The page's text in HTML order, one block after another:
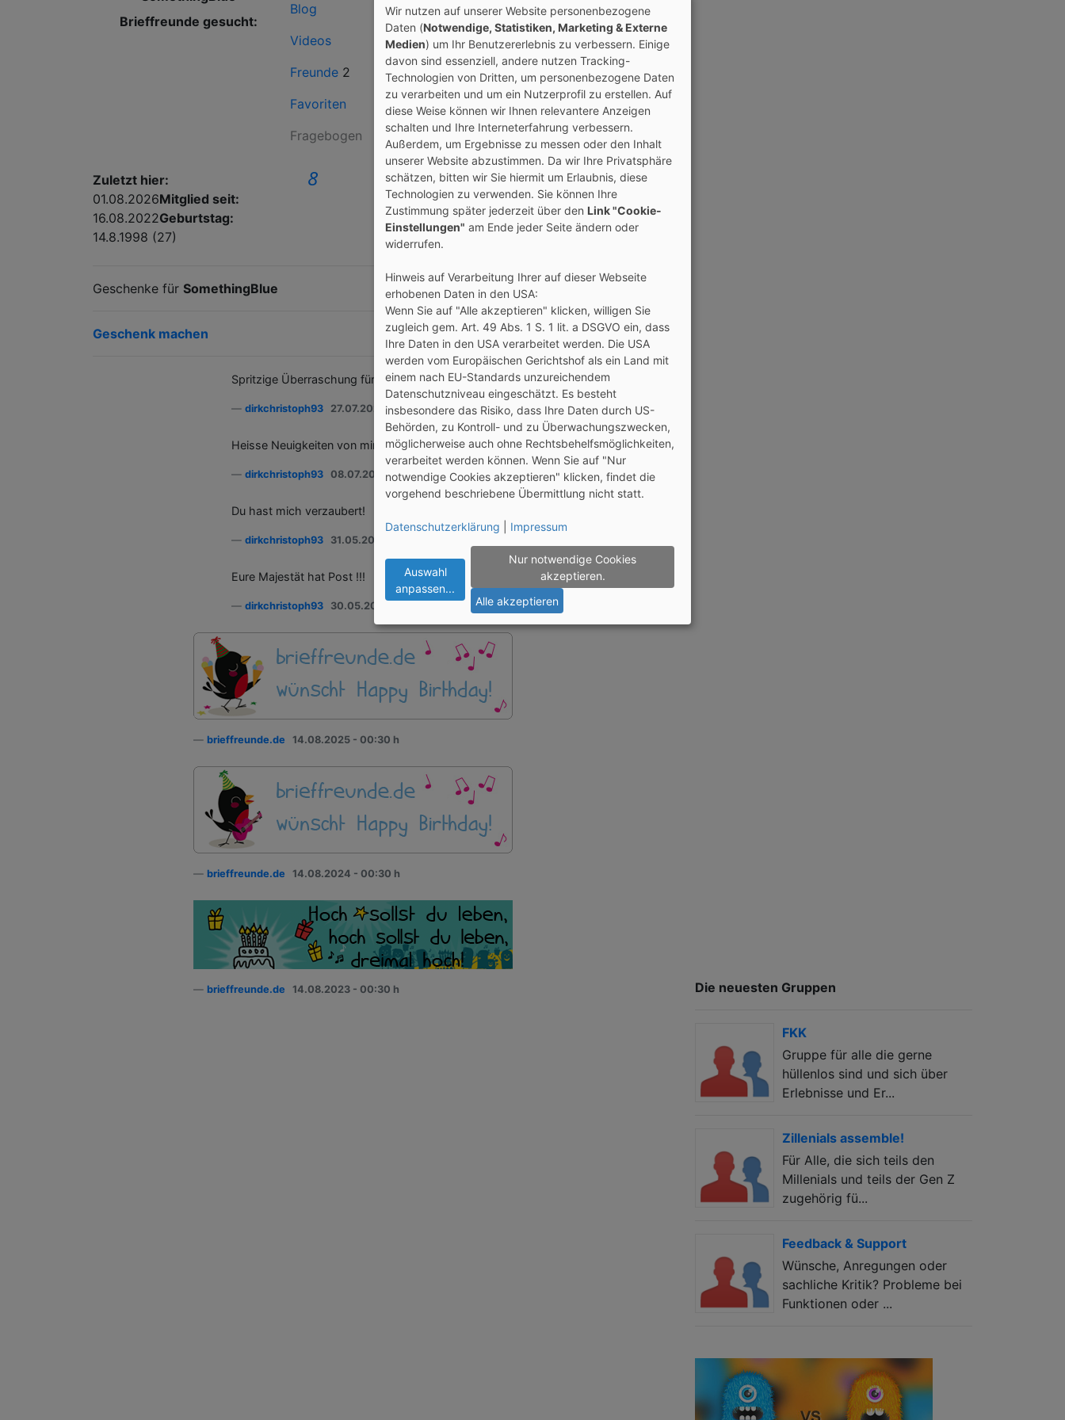
Brieffreunde gesucht:
Blog
Gästebuch
Videos
Gruppen
Freunde 2 Geschenke 7
Favoriten
Profilbesuche
346
Fragebogen
Ticker
Zuletzt hier:
01.08.2026Mitglied seit:
16.08.2022Geburtstag:
14.8.1998 (27)
8 als Freund markieren
Geschenke für SomethingBlue
Geschenk machen
Spritzige Überraschung für dich.
dirkchristoph93 27.07.2026 - 16:43 h
Heisse Neuigkeiten von mir.
dirkchristoph93 08.07.2026 - 21:17 h
Du hast mich verzaubert!
dirkchristoph93 31.05.2026 - 23:08 h
Eure Majestät hat Post !!!
dirkchristoph93 30.05.2026 - 22:29 h
brieffreunde.de 14.08.2025 - 00:30 h
brieffreunde.de 14.08.2024 - 00:30 h
brieffreunde.de 14.08.2023 - 00:30 h Die neuesten Gruppen
FKK
Gruppe für alle die gerne
hüllenlos sind und sich über
Erlebnisse und Er...
Zillenials assemble!
Für Alle, die sich teils den
Millenials und teils der Gen Z
zugehörig fü...
Feedback & Support
Wünsche, Anregungen oder
sachliche Kritik? Probleme bei
Funktionen oder ...
Wir nutzen auf unserer Website personenbezogene
Daten (Notwendige, Statistiken, Marketing & Externe
Medien) um Ihr Benutzererlebnis zu verbessern. Einige
davon sind essenziell, andere nutzen Tracking-
Technologien von Dritten, um personenbezogene Daten
zu verarbeiten und um ein Nutzerprofil zu erstellen. Auf
diese Weise können wir Ihnen relevantere Anzeigen
schalten und Ihre Interneterfahrung verbessern.
Außerdem, um Ergebnisse zu messen oder den Inhalt
unserer Website abzustimmen. Da wir Ihre Privatsphäre
schätzen, bitten wir Sie hiermit um Erlaubnis, diese
Technologien zu verwenden. Sie können Ihre
Zustimmung später jederzeit über den Link "Cookie-
Einstellungen" am Ende jeder Seite ändern oder
widerrufen.
Hinweis auf Verarbeitung Ihrer auf dieser Webseite
erhobenen Daten in den USA:
Wenn Sie auf "Alle akzeptieren" klicken, willigen Sie
zugleich gem. Art. 49 Abs. 1 S. 1 lit. a DSGVO ein, dass
Ihre Daten in den USA verarbeitet werden. Die USA
werden vom Europäischen Gerichtshof als ein Land mit
einem nach EU-Standards unzureichendem
Datenschutzniveau eingeschätzt. Es besteht
insbesondere das Risiko, dass Ihre Daten durch US-
Behörden, zu Kontroll- und zu Überwachungszwecken,
möglicherweise auch ohne Rechtsbehelfsmöglichkeiten,
verarbeitet werden können. Wenn Sie auf "Nur
notwendige Cookies akzeptieren" klicken, findet die
vorgehend beschriebene Übermittlung nicht statt.
Datenschutzerklärung Impressum
Auswahl
anpassen...
Nur notwendige Cookies
akzeptieren.
Alle akzeptieren